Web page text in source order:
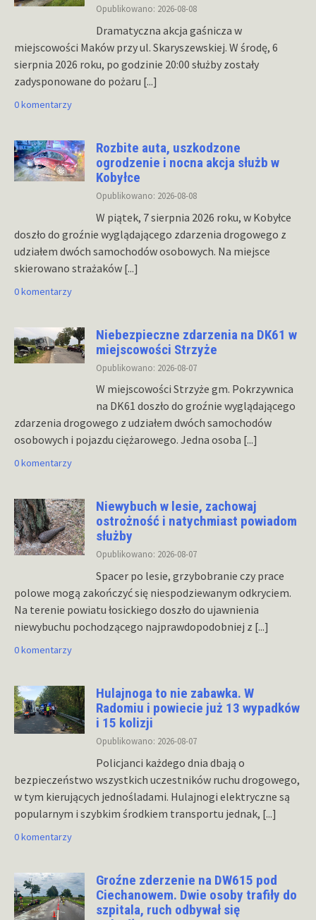
Opublikowano: 2026-08-08
Dramatyczna akcja gaśnicza w
miejscowości Maków przy ul. Skaryszewskiej. W środę, 6
sierpnia 2026 roku, po godzinie 20:00 służby zostały
zadysponowane do pożaru [...]
0 komentarzy
Rozbite auta, uszkodzone
ogrodzenie i nocna akcja służb w
Kobyłce
Opublikowano: 2026-08-08
W piątek, 7 sierpnia 2026 roku, w Kobyłce
doszło do groźnie wyglądającego zdarzenia drogowego z
udziałem dwóch samochodów osobowych. Na miejsce
skierowano strażaków [...]
0 komentarzy
Niebezpieczne zdarzenia na DK61 w
miejscowości Strzyże
Opublikowano: 2026-08-07
W miejscowości Strzyże gm. Pokrzywnica
na DK61 doszło do groźnie wyglądającego
zdarzenia drogowego z udziałem dwóch samochodów
osobowych i pojazdu ciężarowego. Jedna osoba [...]
0 komentarzy
Niewybuch w lesie, zachowaj
ostrożność i natychmiast powiadom
służby
Opublikowano: 2026-08-07
Spacer po lesie, grzybobranie czy prace
polowe mogą zakończyć się niespodziewanym odkryciem.
Na terenie powiatu łosickiego doszło do ujawnienia
niewybuchu pochodzącego najprawdopodobniej z [...]
0 komentarzy
Hulajnoga to nie zabawka. W
Radomiu i powiecie już 13 wypadków
i 15 kolizji
Opublikowano: 2026-08-07
Policjanci każdego dnia dbają o
bezpieczeństwo wszystkich uczestników ruchu drogowego,
w tym kierujących jednośladami. Hulajnogi elektryczne są
popularnym i szybkim środkiem transportu jednak, [...]
0 komentarzy
Groźne zderzenie na DW615 pod
Ciechanowem. Dwie osoby trafiły do
szpitala, ruch odbywał się